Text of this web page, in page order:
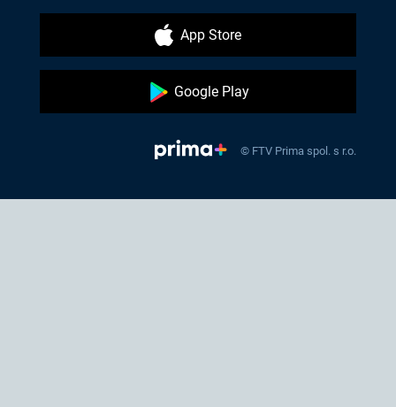
App Store
Google Play
© FTV Prima spol. s r.o.